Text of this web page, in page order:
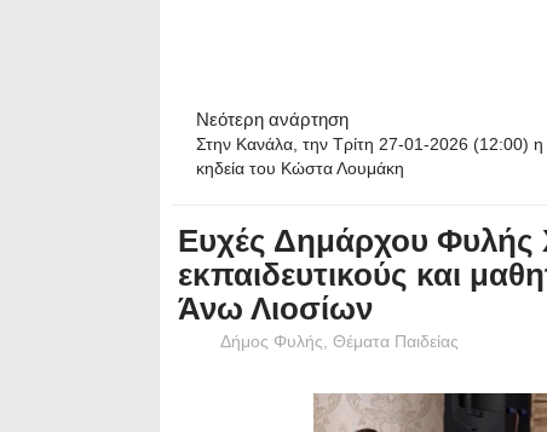
Νεότερη ανάρτηση
Στην Κανάλα, την Τρίτη 27-01-2026 (12:00) η
κηδεία του Κώστα Λουμάκη
Ευχές Δημάρχου Φυλής
εκπαιδευτικούς και
Άνω Λιοσίων
Δήμος Φυλής Θέματα Παιδείας